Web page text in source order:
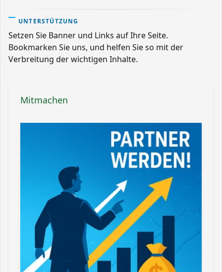
UNTERSTÜTZUNG
Setzen Sie Banner und Links auf Ihre Seite.
Bookmarken Sie uns, und helfen Sie so mit der
Verbreitung der wichtigen Inhalte.
Mitmachen